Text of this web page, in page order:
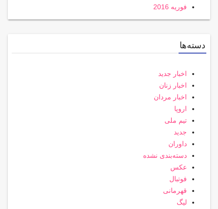
فوریه 2016
دسته‌ها
اخبار جدید
اخبار زنان
اخبار مردان
اروپا
تیم ملی
جدید
داوران
دسته‌بندی نشده
عکس
فوتبال
قهرمانی
لیگ